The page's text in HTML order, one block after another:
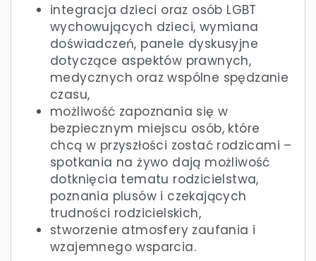
integracja dzieci oraz osób LGBT
wychowujących dzieci, wymiana
doświadczeń, panele dyskusyjne
dotyczące aspektów prawnych,
medycznych oraz wspólne spędzanie
czasu,
możliwość zapoznania się w
bezpiecznym miejscu osób, które
chcą w przyszłości zostać rodzicami –
spotkania na żywo dają możliwość
dotknięcia tematu rodzicielstwa,
poznania plusów i czekających
trudności rodzicielskich,
stworzenie atmosfery zaufania i
wzajemnego wsparcia.